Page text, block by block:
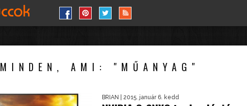
MINDEN, AMI: "MŰANYAG"
BRIAN | 2015. január 6. kedd